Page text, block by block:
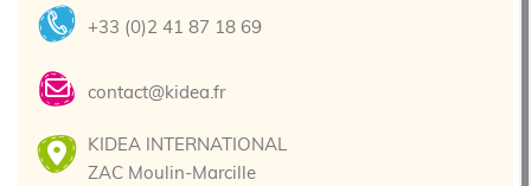
+33 (0)2 41 87 18 69
contact@kidea.fr
KIDEA INTERNATIONAL
ZAC Moulin-Marcille